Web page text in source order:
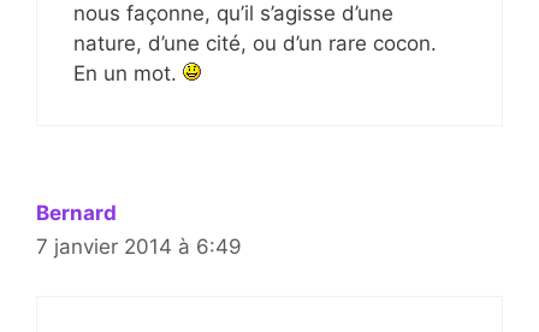
nous façonne, qu’il s’agisse d’une
nature, d’une cité, ou d’un rare cocon.
En un mot.
Bernard
7 janvier 2014 à 6:49